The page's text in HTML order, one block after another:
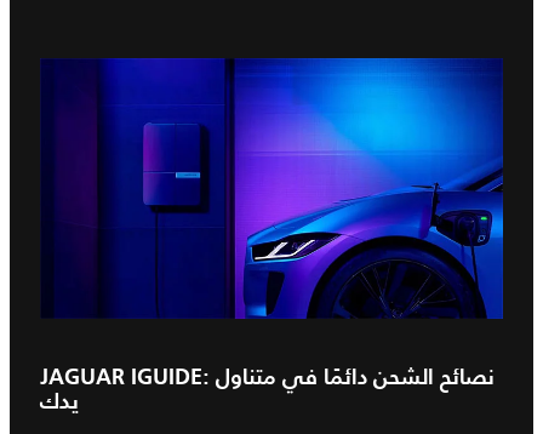
JAGUAR IGUIDE: نصائح الشحن دائمًا في متناول
يدك